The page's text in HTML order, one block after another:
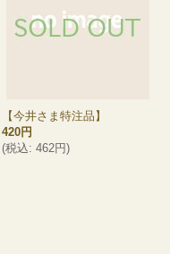
【今井さま特注品】
420円
(税込: 462円)